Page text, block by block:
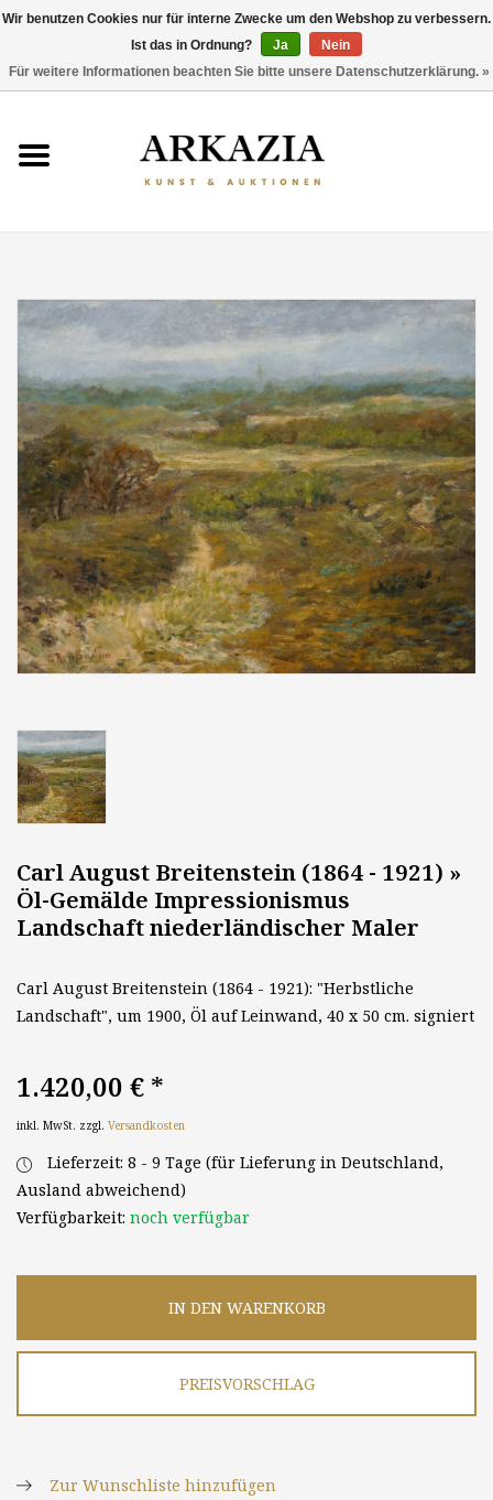
AKTUELLER KATALOG
ENTDECKEN
Carl August Breitenstein (1864 - 1921) »
Öl-Gemälde Impressionismus
Landschaft niederländischer Maler
Carl August Breitenstein (1864 - 1921): "Herbstliche
Landschaft", um 1900, Öl auf Leinwand, 40 x 50 cm. signiert
1.420,00 € *
inkl. MwSt. zzgl. Versandkosten
Lieferzeit: 8 - 9 Tage (für Lieferung in Deutschland,
Ausland abweichend)
Verfügbarkeit: noch verfügbar
IN DEN WARENKORB
PREISVORSCHLAG
Zur Wunschliste hinzufügen
Wir benutzen Cookies nur für interne Zwecke um den Webshop zu verbessern.
Ist das in Ordnung?
Ja
Nein
Für weitere Informationen beachten Sie bitte unsere Datenschutzerklärung. »